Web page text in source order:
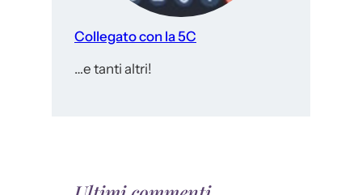
Collegato con la 5C
…e tanti altri!